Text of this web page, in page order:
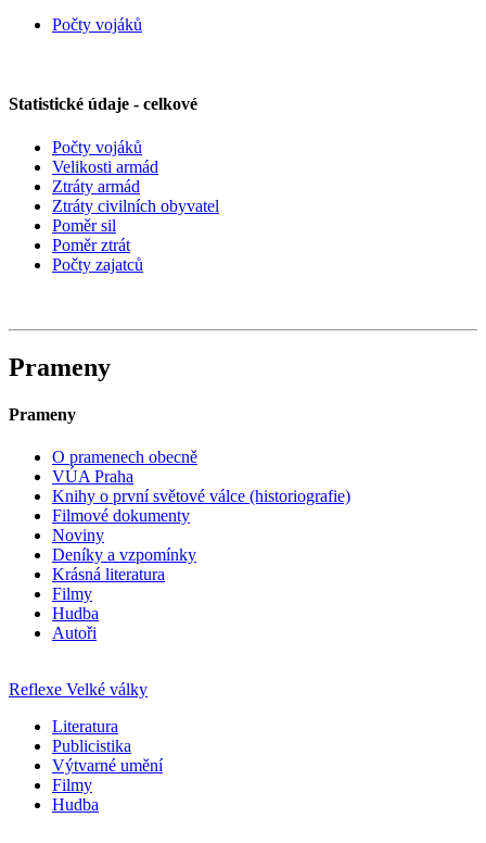
Počty vojáků
Statistické údaje - celkové
Počty vojáků
Velikosti armád
Ztráty armád
Ztráty civilních obyvatel
Poměr sil
Poměr ztrát
Počty zajatců
Prameny
Prameny
O pramenech obecně
VÚA Praha
Knihy o první světové válce (historiografie)
Filmové dokumenty
Noviny
Deníky a vzpomínky
Krásná literatura
Filmy
Hudba
Autoři
Reflexe Velké války
Literatura
Publicistika
Výtvarné umění
Filmy
Hudba